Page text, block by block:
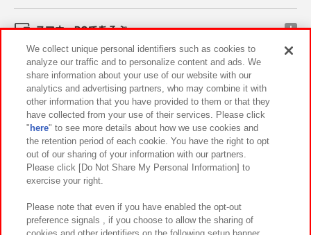
スマホ・PCであそぶ
イベント・キャンペーン
関連会社 サステナビリティ サイトポリシー
プライバシーポリシー ウェブアクセシビリティ方針と検証結果
お取引先さまとともに
カスタマーハラスメント対応方針 よくあるご質問・お問い合わせ
We collect unique personal identifiers such as cookies to
analyze our traffic and to personalize content and ads. We
share information about your use of our website with our
analytics and advertising partners, who may combine it with
other information that you have provided to them or that they
have collected from your use of their services. Please click
" here" to see more details about how we use cookies and
the retention period of each cookie. You have the right to opt
out of our sharing of your information with our partners.
Please click [Do Not Share My Personal Information] to
exercise your right.
Please note that even if you have enabled the opt-out
preference signals , if you choose to allow the sharing of